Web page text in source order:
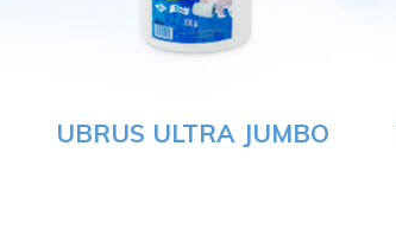
UBRUS ULTRA JUMBO